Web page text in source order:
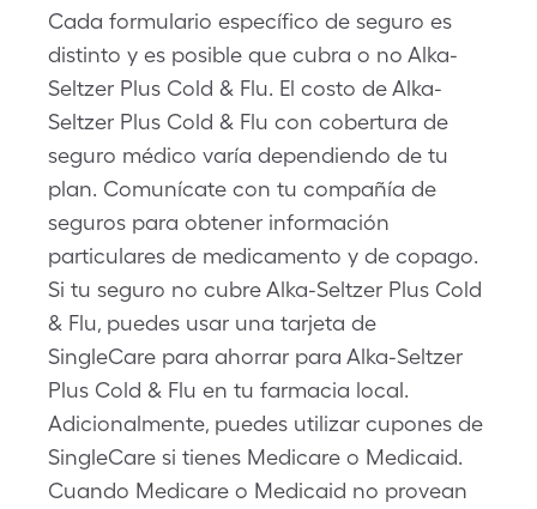
Cada formulario específico de seguro es
distinto y es posible que cubra o no Alka-
Seltzer Plus Cold & Flu. El costo de Alka-
Seltzer Plus Cold & Flu con cobertura de
seguro médico varía dependiendo de tu
plan. Comunícate con tu compañía de
seguros para obtener información
particulares de medicamento y de copago.
Si tu seguro no cubre Alka-Seltzer Plus Cold
& Flu, puedes usar una tarjeta de
SingleCare para ahorrar para Alka-Seltzer
Plus Cold & Flu en tu farmacia local.
Adicionalmente, puedes utilizar cupones de
SingleCare si tienes Medicare o Medicaid.
Cuando Medicare o Medicaid no provean